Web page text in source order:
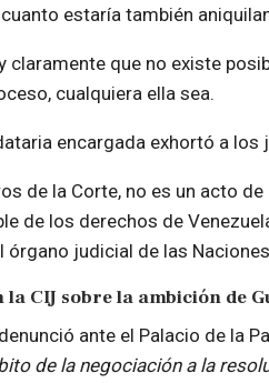
estaría también
claramente que no existe
cualquiera ella sea.
encargada exhortó a
de la Corte, no es un acto
de los derechos de
judicial de las
CIJ sobre la ambición de
ante el Palacio de la
de la negociación a la